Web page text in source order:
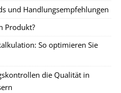
und Handlungsempfehlungen
Produkt?
So optimieren Sie
die Qualität in